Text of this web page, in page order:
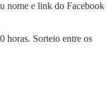
nome e link do Facebook
horas. Sorteio entre os